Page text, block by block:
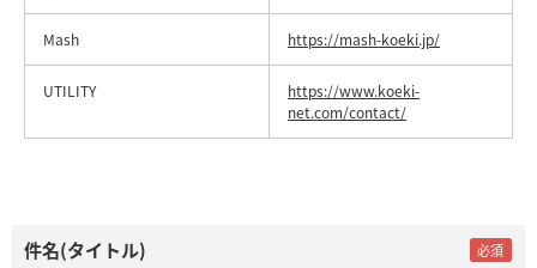
Mash https://mash-koeki.jp/
UTILITY
https://www.koeki-
net.com/contact/
件名(タイトル)